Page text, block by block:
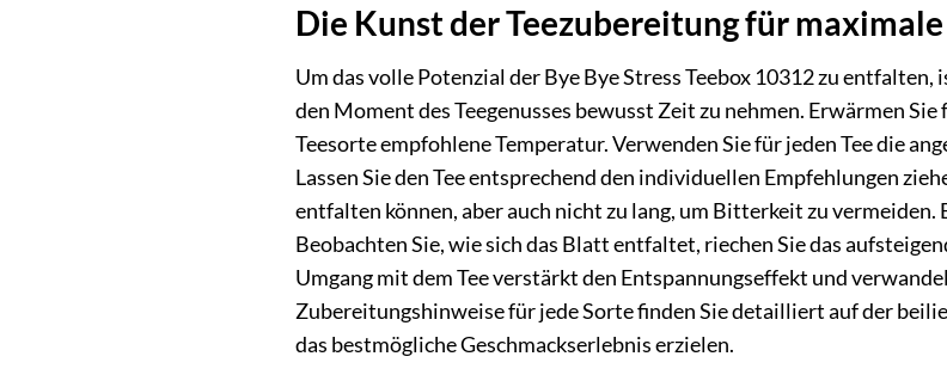
Die Kunst der Teezubereitung für
Um das volle Potenzial der Bye Bye Stress Teebox 10312 zu
den Moment des Teegenusses bewusst Zeit zu nehmen. Erwärmen
Teesorte empfohlene Temperatur. Verwenden Sie für jeden Tee die
Lassen Sie den Tee entsprechend den individuellen Empfehlungen
entfalten können, aber auch nicht zu lang, um Bitterkeit zu
Beobachten Sie, wie sich das Blatt entfaltet, riechen Sie das
Umgang mit dem Tee verstärkt den Entspannungseffekt und
Zubereitungshinweise für jede Sorte finden Sie detailliert auf der
das bestmögliche Geschmackserlebnis erzielen.